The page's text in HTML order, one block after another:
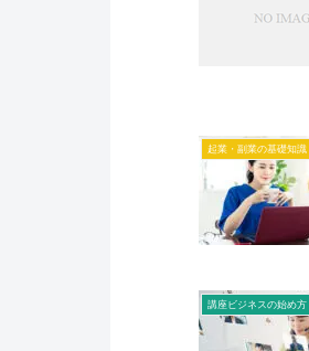
起業・副業の基礎知識
講座ビジネスの始め方